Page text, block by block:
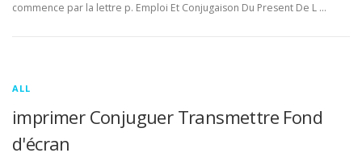
commence par la lettre p. Emploi Et Conjugaison Du Present De L …
ALL
imprimer Conjuguer Transmettre Fond
d'écran